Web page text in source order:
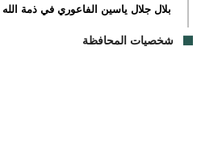
بلال جلال ياسين الفاعوري في ذمة الله
شخصيات المحافظة